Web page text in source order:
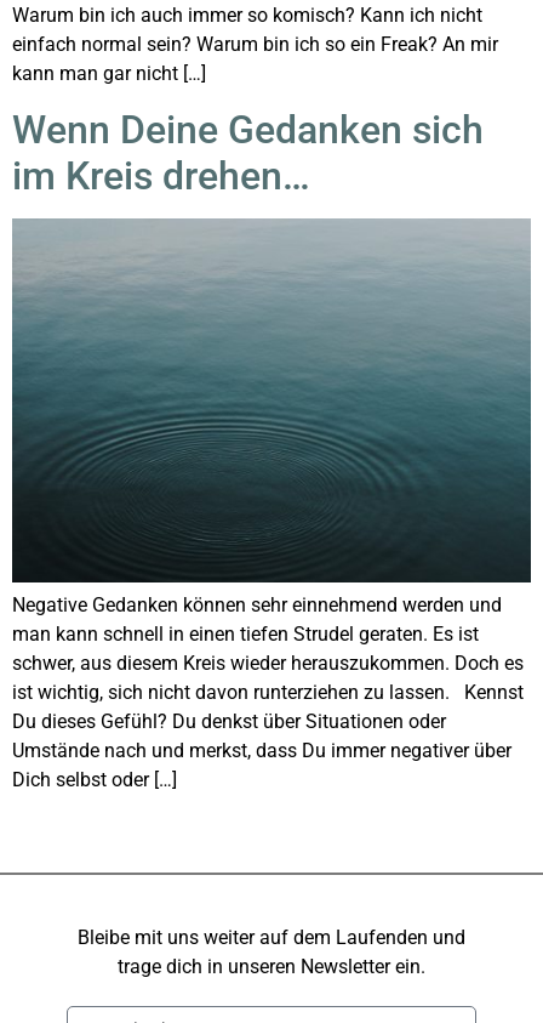
Warum bin ich auch immer so komisch? Kann ich nicht
einfach normal sein? Warum bin ich so ein Freak? An mir
kann man gar nicht […]
Wenn Deine Gedanken sich
im Kreis drehen…
Negative Gedanken können sehr einnehmend werden und
man kann schnell in einen tiefen Strudel geraten. Es ist
schwer, aus diesem Kreis wieder herauszukommen. Doch es
ist wichtig, sich nicht davon runterziehen zu lassen. Kennst
Du dieses Gefühl? Du denkst über Situationen oder
Umstände nach und merkst, dass Du immer negativer über
Dich selbst oder […]
Bleibe mit uns weiter auf dem Laufenden und
trage dich in unseren Newsletter ein.